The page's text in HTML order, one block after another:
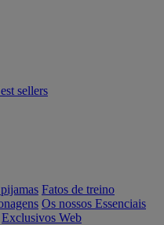
sellers
Fatos de treino
Os nossos Essenciais
Exclusivos Web